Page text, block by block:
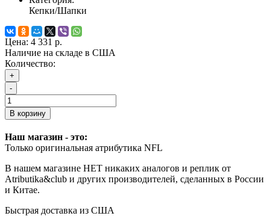
Кепки/Шапки
Цена: 4 331 р.
Наличие на складе в США
Количество:
+
-
В корзину
Наш магазин - это:
Только оригинальная атрибутика NFL
В нашем магазине НЕТ никаких аналогов и реплик от
Atributika&club и других производителей, сделанных в России
и Китае.
Быстрая доставка из США